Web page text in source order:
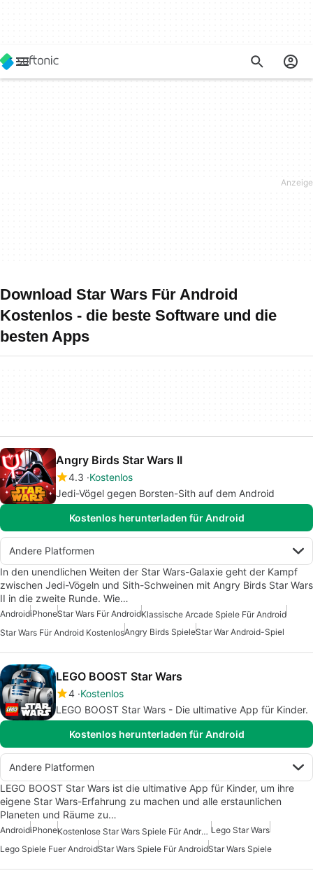
Download Star Wars Für Android
Kostenlos - die beste Software und die
besten Apps
Angry Birds Star Wars II
4.3 Kostenlos
Jedi-Vögel gegen Borsten-Sith auf dem Android
Kostenlos herunterladen für Android
Andere Platformen
In den unendlichen Weiten der Star Wars-Galaxie geht der Kampf
zwischen Jedi-Vögeln und Sith-Schweinen mit Angry Birds Star Wars
II in die zweite Runde. Wie…
AndroidiPhoneStar Wars Für AndroidKlassische Arcade Spiele Für Android
Star Wars Für Android KostenlosAngry Birds SpieleStar War Android-Spiel
LEGO BOOST Star Wars
4 Kostenlos
LEGO BOOST Star Wars - Die ultimative App für Kinder.
Kostenlos herunterladen für Android
Andere Platformen
LEGO BOOST Star Wars ist die ultimative App für Kinder, um ihre
eigene Star Wars-Erfahrung zu machen und alle erstaunlichen
Planeten und Räume zu…
AndroidiPhone Kostenlose Star Wars Spiele Für Android Lego Star Wars
Lego Spiele Fuer AndroidStar Wars Spiele Für AndroidStar Wars Spiele